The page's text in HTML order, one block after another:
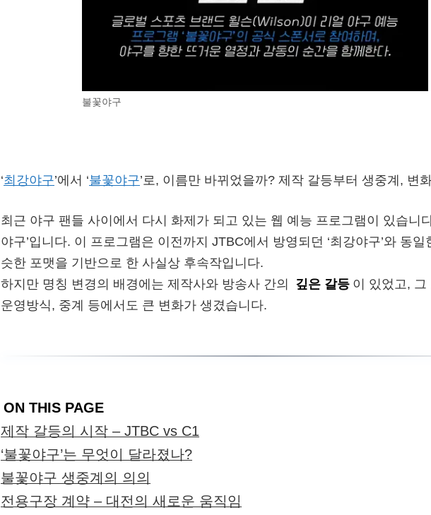
불꽃야구
‘최강야구’에서 ‘불꽃야구’로, 이름만 바뀌었을까? 제작 갈등부터 생중계, 변
최근 야구 팬들 사이에서 다시 화제가 되고 있는 웹 예능 프로그램이 있습니
야구’입니다. 이 프로그램은 이전까지 JTBC에서 방영되던 ‘최강야구’와 동일
슷한 포맷을 기반으로 한 사실상 후속작입니다.
하지만 명칭 변경의 배경에는 제작사와 방송사 간의
깊은 갈등 이 있었고, 그
운영방식, 중계 등에서도 큰 변화가 생겼습니다.
ON THIS PAGE
제작 갈등의 시작 – JTBC vs C1
‘불꽃야구’는 무엇이 달라졌나?
불꽃야구 생중계의 의의
전용구장 계약 – 대전의 새로운 움직임